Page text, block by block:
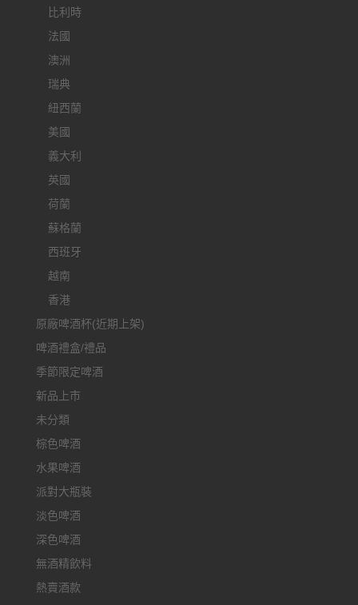
比利時
法國
澳洲
瑞典
紐西蘭
美國
義大利
英國
荷蘭
蘇格蘭
西班牙
越南
香港
原廠啤酒杯(近期上架)
啤酒禮盒/禮品
季節限定啤酒
新品上市
未分類
棕色啤酒
水果啤酒
派對大瓶裝
淡色啤酒
深色啤酒
無酒精飲料
熱賣酒款